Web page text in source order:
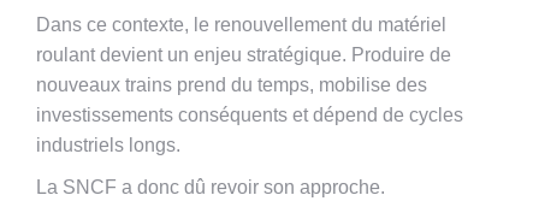
Dans ce contexte, le renouvellement du matériel
roulant devient un enjeu stratégique. Produire de
nouveaux trains prend du temps, mobilise des
investissements conséquents et dépend de cycles
industriels longs.
La SNCF a donc dû revoir son approche.